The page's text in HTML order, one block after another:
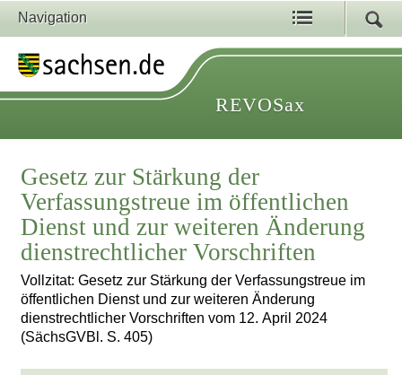
Navigation
REVOSax
Gesetz zur Stärkung der
Verfassungstreue im öffentlichen
Dienst und zur weiteren Änderung
dienstrechtlicher Vorschriften
Vollzitat: Gesetz zur Stärkung der Verfassungstreue im
öffentlichen Dienst und zur weiteren Änderung
dienstrechtlicher Vorschriften vom 12. April 2024
(SächsGVBl. S. 405)